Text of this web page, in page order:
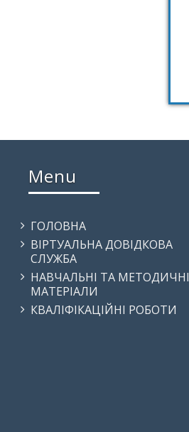
Menu
ГОЛОВНА
ВІРТУАЛЬНА ДОВІДКОВА
СЛУЖБА
НАВЧАЛЬНІ ТА МЕТОДИЧНІ
МАТЕРІАЛИ
КВАЛІФІКАЦІЙНІ РОБОТИ